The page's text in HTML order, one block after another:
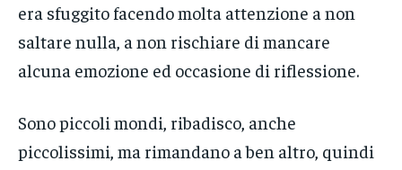
era sfuggito facendo molta attenzione a non
saltare nulla, a non rischiare di mancare
alcuna emozione ed occasione di riflessione.
Sono piccoli mondi, ribadisco, anche
piccolissimi, ma rimandano a ben altro, quindi